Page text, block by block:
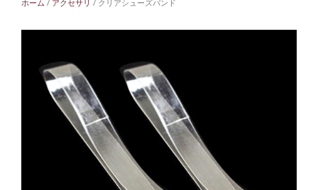
ホーム / アクセサリ / クリアシューズバンド